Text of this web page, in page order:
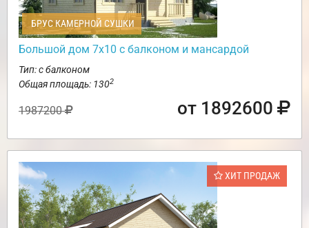
БРУС КАМЕРНОЙ СУШКИ
Большой дом 7х10 с балконом и мансардой
Тип: с балконом
Общая площадь: 1302
1987200 от 1892600
ХИТ ПРОДАЖ